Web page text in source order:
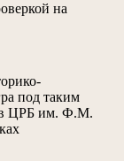
на
под таким
в ЦРБ им. Ф.М.